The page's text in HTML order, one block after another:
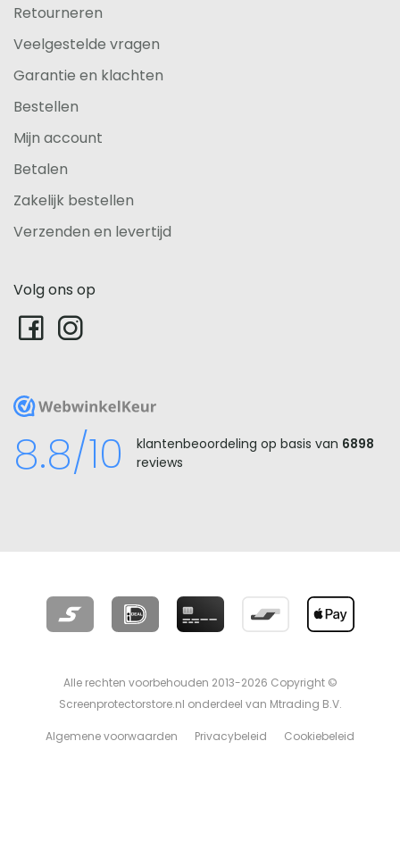
Retourneren
Veelgestelde vragen
Garantie en klachten
Bestellen
Mijn account
Betalen
Zakelijk bestellen
Verzenden en levertijd
Volg ons op
WebwinkelKeur
8.8/10 klantenbeoordeling op basis van 6898
reviews
Alle rechten voorbehouden 2013-2026 Copyright ©
Screenprotectorstore.nl onderdeel van Mtrading B.V.
Algemene voorwaarden Privacybeleid Cookiebeleid